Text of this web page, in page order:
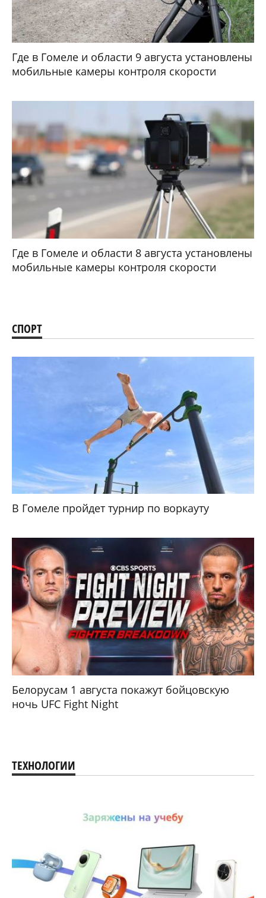
Где в Гомеле и области 9 августа установлены
мобильные камеры контроля скорости
Где в Гомеле и области 8 августа установлены
мобильные камеры контроля скорости
СПОРТ
В Гомеле пройдет турнир по воркауту
Белорусам 1 августа покажут бойцовскую
ночь UFC Fight Night
ТЕХНОЛОГИИ